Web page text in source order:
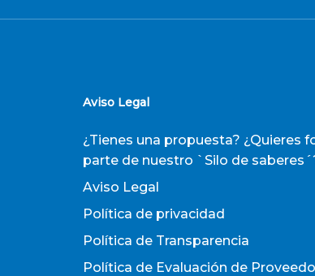
Aviso Legal
¿Tienes una propuesta? ¿Quieres
parte de nuestro `Silo de
Aviso Legal
Política de privacidad
Política de Transparencia
Política de Evaluación de